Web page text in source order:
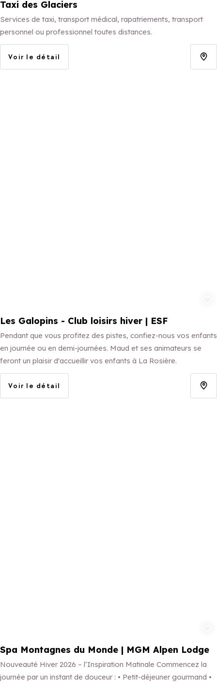
Taxi des Glaciers
Services de taxi, transport médical, rapatriements, transport
personnel ou professionnel toutes distances.
Voir le détail
Les Galopins - Club loisirs hiver | ESF
Pendant que vous profitez des pistes, confiez-nous vos enfants
en journée ou en demi-journées. Maud et ses animateurs se
feront un plaisir d'accueillir vos enfants à La Rosière.
Voir le détail
Spa Montagnes du Monde | MGM Alpen Lodge
Nouveauté Hiver 2026 – l’Inspiration Matinale Commencez la
journée par un instant de douceur : • Petit-déjeuner gourmand •